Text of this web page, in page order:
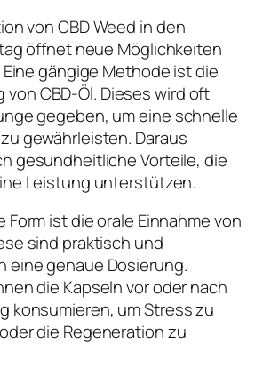
von CBD Weed in den
öffnet neue Möglichkeiten
gängige Methode ist die
CBD-Öl. Dieses wird oft
gegeben, um eine schnelle
gewährleisten. Daraus
gesundheitliche Vorteile, die
Leistung unterstützen.
Form ist die orale Einnahme von
sind praktisch und
eine genaue Dosierung.
die Kapseln vor oder nach
konsumieren, um Stress zu
die Regeneration zu